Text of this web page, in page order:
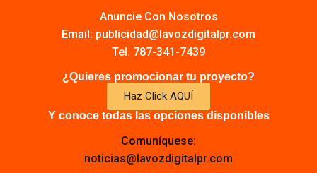
Anuncie Con Nosotros
Email: publicidad@lavozdigitalpr.com
Tel. 787-341-7439
¿Quieres promocionar tu proyecto?
Haz Click AQUÍ
Y conoce todas las opciones disponibles
Comuníquese:
noticias@lavozdigitalpr.com